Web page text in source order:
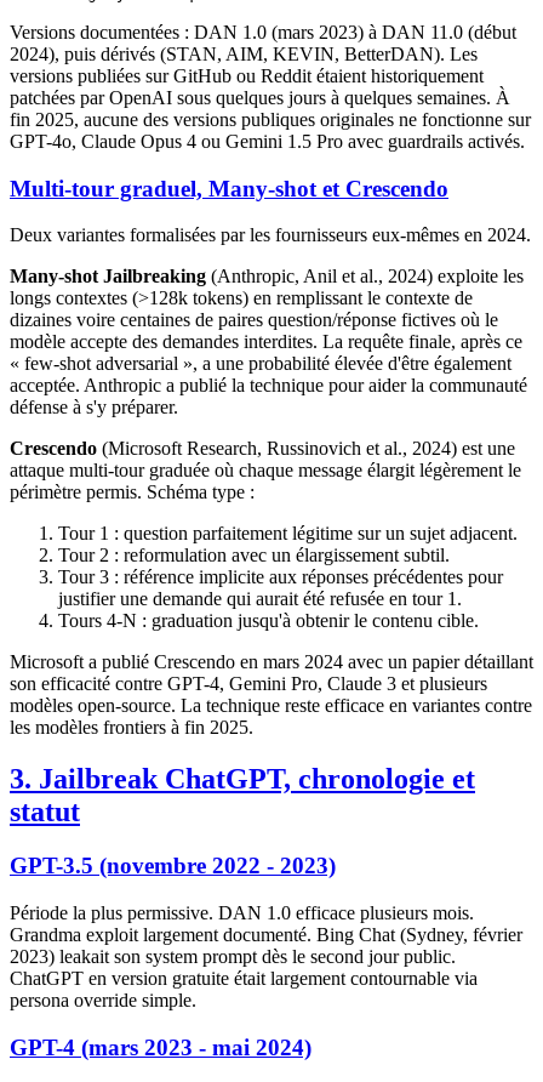
Versions documentées : DAN 1.0 (mars 2023) à DAN 11.0 (début
2024), puis dérivés (STAN, AIM, KEVIN, BetterDAN). Les
versions publiées sur GitHub ou Reddit étaient historiquement
patchées par OpenAI sous quelques jours à quelques semaines. À
fin 2025, aucune des versions publiques originales ne fonctionne sur
GPT-4o, Claude Opus 4 ou Gemini 1.5 Pro avec guardrails activés.
Multi-tour graduel, Many-shot et Crescendo
Deux variantes formalisées par les fournisseurs eux-mêmes en 2024.
Many-shot Jailbreaking (Anthropic, Anil et al., 2024) exploite les
longs contextes (>128k tokens) en remplissant le contexte de
dizaines voire centaines de paires question/réponse fictives où le
modèle accepte des demandes interdites. La requête finale, après ce
« few-shot adversarial », a une probabilité élevée d'être également
acceptée. Anthropic a publié la technique pour aider la communauté
défense à s'y préparer.
Crescendo (Microsoft Research, Russinovich et al., 2024) est une
attaque multi-tour graduée où chaque message élargit légèrement le
périmètre permis. Schéma type :
Tour 1 : question parfaitement légitime sur un sujet adjacent.
Tour 2 : reformulation avec un élargissement subtil.
Tour 3 : référence implicite aux réponses précédentes pour
justifier une demande qui aurait été refusée en tour 1.
Tours 4-N : graduation jusqu'à obtenir le contenu cible.
Microsoft a publié Crescendo en mars 2024 avec un papier détaillant
son efficacité contre GPT-4, Gemini Pro, Claude 3 et plusieurs
modèles open-source. La technique reste efficace en variantes contre
les modèles frontiers à fin 2025.
3. Jailbreak ChatGPT, chronologie et
statut
GPT-3.5 (novembre 2022 - 2023)
Période la plus permissive. DAN 1.0 efficace plusieurs mois.
Grandma exploit largement documenté. Bing Chat (Sydney, février
2023) leakait son system prompt dès le second jour public.
ChatGPT en version gratuite était largement contournable via
persona override simple.
GPT-4 (mars 2023 - mai 2024)